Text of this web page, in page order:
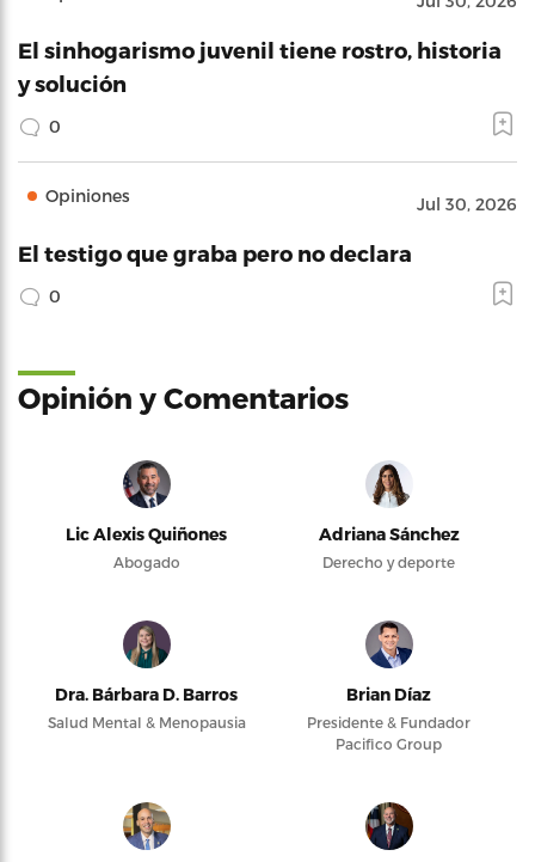
El sinhogarismo juvenil tiene rostro, historia
y solución
0
Opiniones Jul 30, 2026
El testigo que graba pero no declara
0
Opinión y Comentarios
Lic Alexis Quiñones
Abogado
Adriana Sánchez
Derecho y deporte
Dra. Bárbara D. Barros
Salud Mental & Menopausia
Brian Díaz
Presidente & Fundador
Pacifico Group